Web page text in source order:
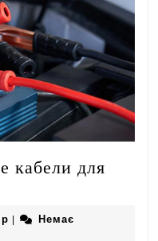
кабели для
paycomp
|
Немає